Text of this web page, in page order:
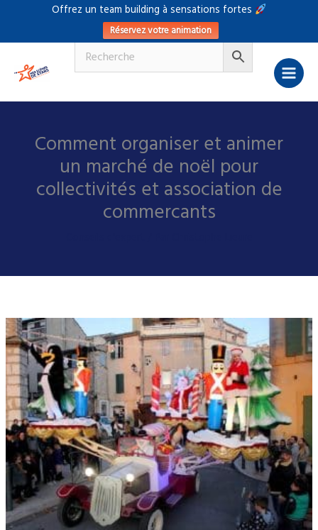
Offrez un team building à sensations fortes
Réservez votre animation
contenu
Comment organiser et animer
un marché de noël pour
collectivités et association de
commercants